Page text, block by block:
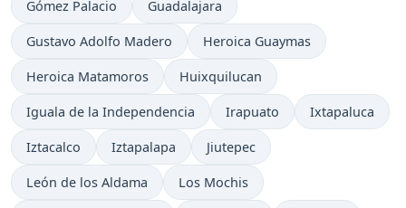
Gómez Palacio Guadalajara
Gustavo Adolfo Madero Heroica Guaymas
Heroica Matamoros Huixquilucan
Iguala de la Independencia Irapuato Ixtapaluca
Iztacalco Iztapalapa Jiutepec
León de los Aldama Los Mochis